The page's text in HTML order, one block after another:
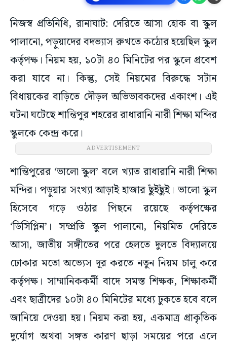
নিজস্ব প্রতিনিধি, রানাঘাট: দেরিতে আসা হোক বা স্কুল
পালানো, পড়ুয়াদের বদভ্যাস রুখতে কঠোর হয়েছিল স্কুল
কর্তৃপক্ষ। নিয়ম হয়, ১০টা ৪০ মিনিটের পর স্কুলে প্রবেশ
করা যাবে না। কিন্তু, সেই নিয়মের বিরুদ্ধে সটান
বিধায়কের বাড়িতে দৌড়ল অভিভাবকদের একাংশ। এই
ঘটনা ঘটেছে শান্তিপুর শহরের রাধারানি নারী শিক্ষা মন্দির
স্কুলকে কেন্দ্র করে।
ADVERTISEMENT
শান্তিপুরের ‘ভালো স্কুল’ বলে খ্যাত রাধারানি নারী শিক্ষা
মন্দির। পড়ুয়ার সংখ্যা আড়াই হাজার ছুঁইছুঁই। ভালো স্কুল
হিসেবে গড়ে ওঠার পিছনে রয়েছে কর্তৃপক্ষের
‘ডিসিপ্লিন’। সম্প্রতি স্কুল পালানো, নিয়মিত দেরিতে
আসা, জাতীয় সঙ্গীতের পরে হেলতে দুলতে বিদ্যালয়ে
ঢোকার মতো অভ্যেস দূর করতে নতুন নিয়ম চালু করে
কর্তৃপক্ষ। সাম্মানিককর্মী বাদে সমস্ত শিক্ষক, শিক্ষাকর্মী
এবং ছাত্রীদের ১০টা ৪০ মিনিটের মধ্যে ঢুকতে হবে বলে
জানিয়ে দেওয়া হয়। নিয়ম করা হয়, একমাত্র প্রাকৃতিক
দুর্যোগ অথবা সঙ্গত কারণ ছাড়া সময়ের পরে এলে